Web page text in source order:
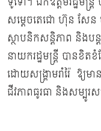
សម្ដេចតេជោ ហ៊ុន សែ
ស្ថាបនិកសន្តិភាព និង
នាយករដ្ឋមន្ដ្រី បានខិ
ដោយសង្គ្រាមរាំរ៉ៃ ឱ្យមា
ជីវភាពធូរធា និងសម្បូរ